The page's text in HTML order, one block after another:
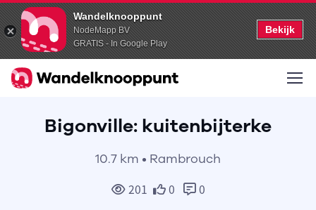
Wandelknooppunt
NodeMapp BV
GRATIS - In Google Play
Bekijk
Bigonville: kuitenbijterke
10.7 km • Rambrouch
201 0 0